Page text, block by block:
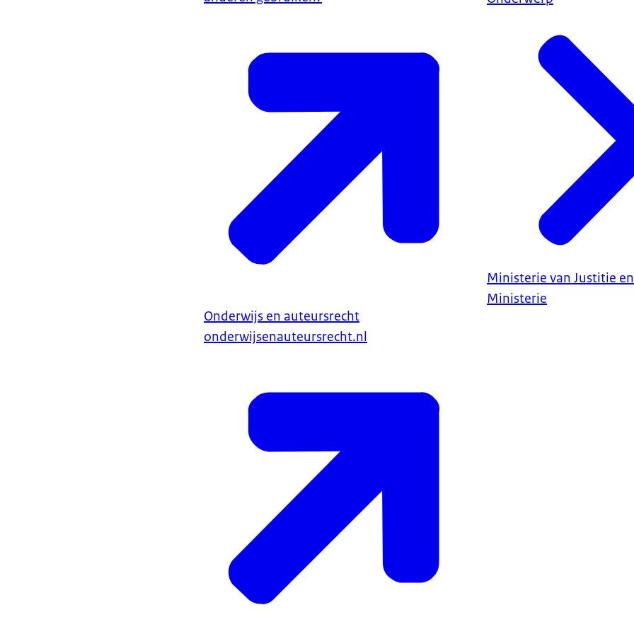
Onderwijs en auteursrecht
onderwijsenauteursrecht.nl
Ministerie van Justitie
Ministerie